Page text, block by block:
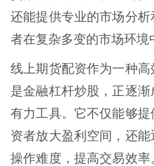
还能提供专业的市场分
者在复杂多变的市场环境
线上期货配资作为一种
是金融杠杆炒股，正逐
有力工具。它不仅能够
资者放大盈利空间，还
操作难度，提高交易效